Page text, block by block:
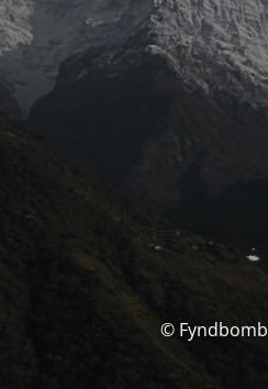
©